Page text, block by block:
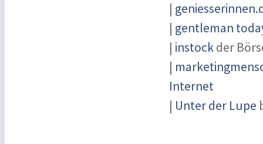
|
| gentleman
| instockder
|
Internet
| Unter der Lupe